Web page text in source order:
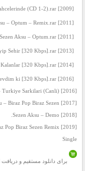
[2009] Sezen Aksu – Yuruyorum Dus Bahcelerinde (CD 1-2).rar
[2011] Sezen Aksu – Optum – Remix.rar
[2011] Sezen Aksu – Optum.rar
[2013] Sezen Aksu – Kayip Sehir [320 Kbps].rar
[2014] Sezen Aksu – Yeni ve Yeni Kalanlar [320 Kbps].rar
[2016] Sezen Aksu – Ben Oyle Birini Sevdim ki [320 Kbps].rar
[2016] Sezen Aksu – Turkiye Sarkilari (Canli).
[2017] Sezen Aksu – Biraz Pop Biraz Sezen
[2018] Sezen Aksu – Demo.
[2019] Sezen Aksu – Biraz Pop Biraz Sezen Remix
Single
برای دانلود مستقیم و دریافت